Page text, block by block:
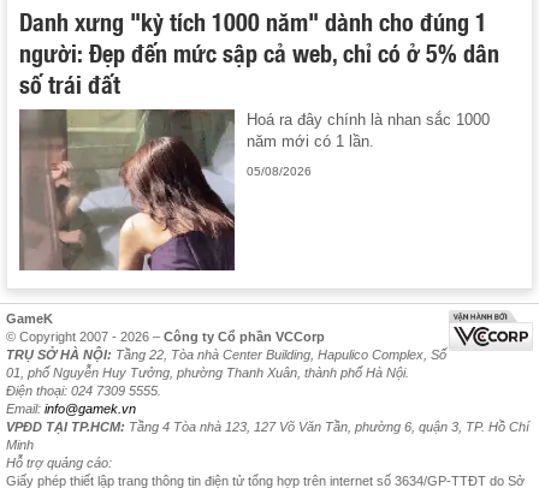
Danh xưng "kỳ tích 1000 năm" dành cho đúng 1
người: Đẹp đến mức sập cả web, chỉ có ở 5% dân
số trái đất
Hoá ra đây chính là nhan sắc 1000
năm mới có 1 lần.
05/08/2026
GameK
© Copyright 2007 - 2026 – Công ty Cổ phần VCCorp
TRỤ SỞ HÀ NỘI: Tầng 22, Tòa nhà Center Building, Hapulico Complex, Số
01, phố Nguyễn Huy Tưởng, phường Thanh Xuân, thành phố Hà Nội.
Điện thoại: 024 7309 5555.
Email: info@gamek.vn
VPĐD TẠI TP.HCM: Tầng 4 Tòa nhà 123, 127 Võ Văn Tần, phường 6, quận 3, TP. Hồ Chí
Minh
Hỗ trợ quảng cáo:
Giấy phép thiết lập trang thông tin điện tử tổng hợp trên internet số 3634/GP-TTĐT do Sở